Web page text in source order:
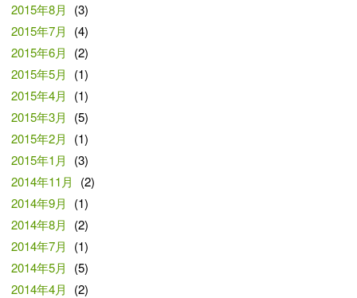
2015年8月
(3)
2015年7月
(4)
2015年6月
(2)
2015年5月
(1)
2015年4月
(1)
2015年3月
(5)
2015年2月
(1)
2015年1月
(3)
2014年11月
(2)
2014年9月
(1)
2014年8月
(2)
2014年7月
(1)
2014年5月
(5)
2014年4月
(2)